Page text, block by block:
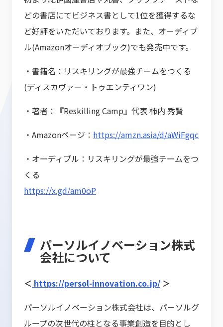
どの書店にてビジネス書として1位を獲得するな
ど好評をいただいております。また、オーディブ
ル(Amazonオーディオブック)でも発売中です。
・書籍名：リスキリングが最強チームをつくる
(ディスカヴァー・トゥエンティワン)
・著者：『Reskilling Camp』代表 柿内 秀賢
・Amazonページ： https://amzn.asia/d/aWiFgqc
・オーディブル：リスキリングが最強チームをつ
くる
https://x.gd/am0oP
パーソルイノベーション株式
会社について
＜ https://persol-innovation.co.jp/ ＞
パーソルイノベーション株式会社は、パーソルグ
ループの次世代の柱となる事業創造を目的とし